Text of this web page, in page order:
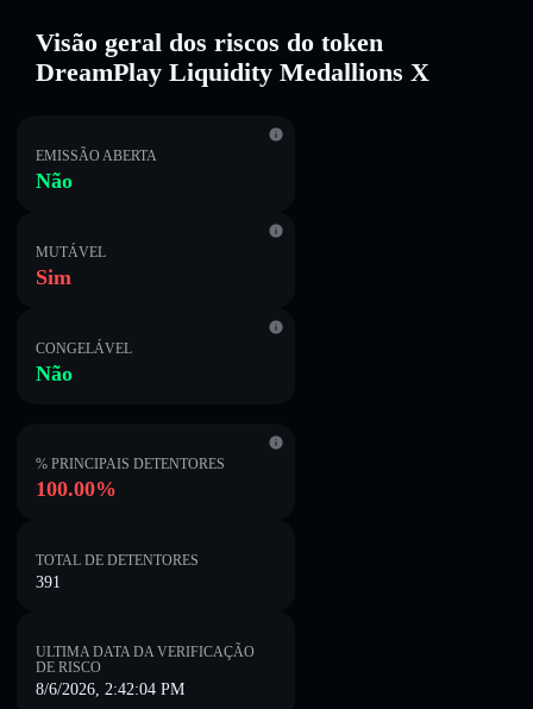
Visão geral dos riscos do token
DreamPlay Liquidity Medallions X
EMISSÃO ABERTA
Não
MUTÁVEL
Sim
CONGELÁVEL
Não
% PRINCIPAIS DETENTORES
100.00%
TOTAL DE DETENTORES
391
ULTIMA DATA DA VERIFICAÇÃO
DE RISCO
8/6/2026, 2:42:04 PM